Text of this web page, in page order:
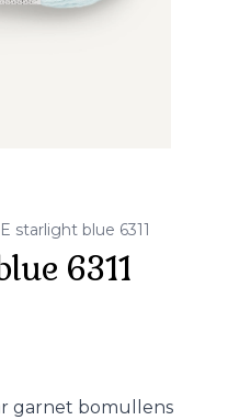
starlight blue 6311
6311
garnet bomullens